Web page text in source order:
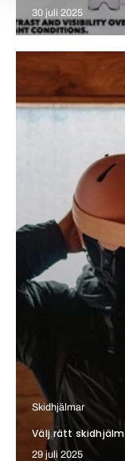
30 juli 2025
Skidhjälmar
Välj rätt skidhjälm
29 juli 2025